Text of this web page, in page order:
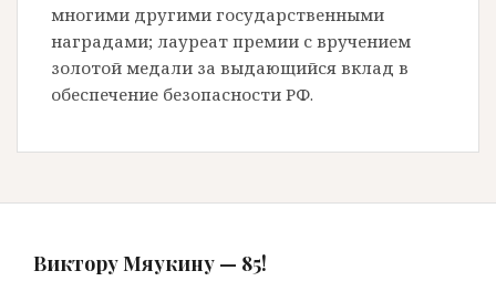
многими другими государственными
наградами; лауреат премии с вручением
золотой медали за выдающийся вклад в
обеспечение безопасности РФ.
Виктору Мяукину — 85!